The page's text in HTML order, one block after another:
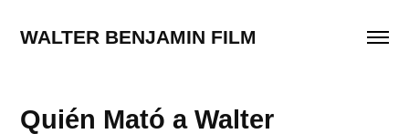
WALTER BENJAMIN FILM
Quién Mató a Walter